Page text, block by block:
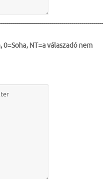
NT=a válaszadó nem